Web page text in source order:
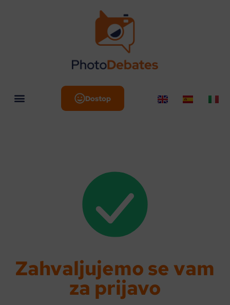
Dostop
Zahvaljujemo se vam
za prijavo